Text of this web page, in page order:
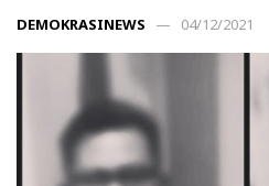
DEMOKRASINEWS 04/12/2021